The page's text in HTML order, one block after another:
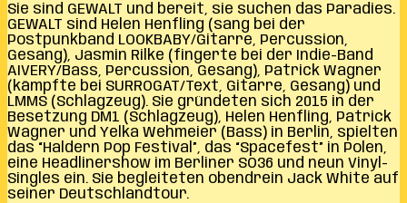
Sie sind GEWALT und bereit, sie suchen das Paradies.
GEWALT sind Helen Henfling (sang bei der
Postpunkband LOOKBABY/Gitarre, Percussion,
Gesang), Jasmin Rilke (fingerte bei der Indie-Band
AIVERY/Bass, Percussion, Gesang), Patrick Wagner
(kämpfte bei SURROGAT/Text, Gitarre, Gesang) und
LMMS (Schlagzeug). Sie gründeten sich 2015 in der
Besetzung DM1 (Schlagzeug), Helen Henfling, Patrick
Wagner und Yelka Wehmeier (Bass) in Berlin, spielten
das “Haldern Pop Festival”, das “Spacefest” in Polen,
eine Headlinershow im Berliner SO36 und neun Vinyl-
Singles ein. Sie begleiteten obendrein Jack White auf
seiner Deutschlandtour.